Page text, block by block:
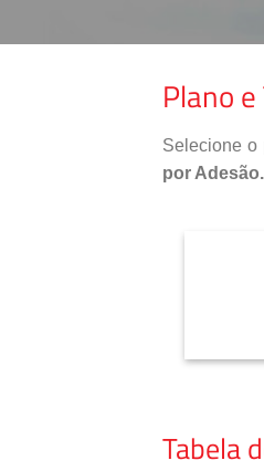
Plano
Selecione o
por Adesão.
Tabela